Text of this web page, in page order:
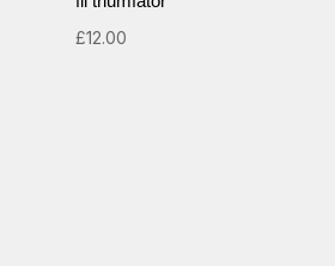
£12.00